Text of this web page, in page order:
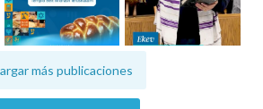
más publicaciones